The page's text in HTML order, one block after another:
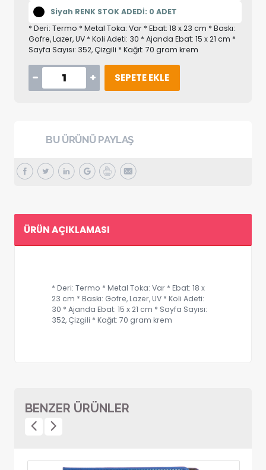
Siyah RENK STOK ADEDİ: 0 ADET
* Deri: Termo * Metal Toka: Var * Ebat: 18 x 23 cm * Baskı:
Gofre, Lazer, UV * Koli Adeti: 30 * Ajanda Ebat: 15 x 21 cm *
Sayfa Sayısı: 352, Çizgili * Kağıt: 70 gram krem
SEPETE EKLE
BU ÜRÜNÜ PAYLAŞ
ÜRÜN AÇIKLAMASI
* Deri: Termo * Metal Toka: Var * Ebat: 18 x
23 cm * Baskı: Gofre, Lazer, UV * Koli Adeti:
30 * Ajanda Ebat: 15 x 21 cm * Sayfa Sayısı:
352, Çizgili * Kağıt: 70 gram krem
BENZER ÜRÜNLER